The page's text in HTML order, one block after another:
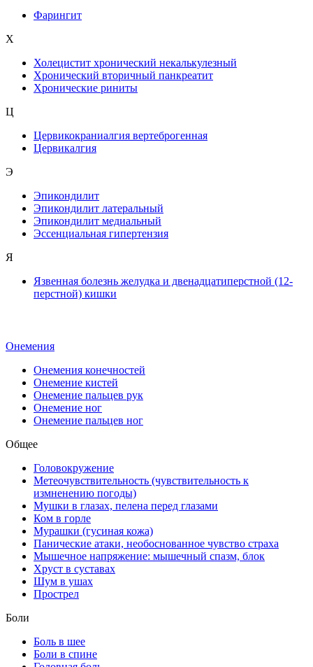
Фарингит
X
Холецистит хронический некалькулезный
Хронический вторичный панкреатит
Хронические риниты
Ц
Цервикокраниалгия вертеброгенная
Цервикалгия
Э
Эпикондилит
Эпикондилит латеральный
Эпикондилит медиальный
Эссенциальная гипертензия
Я
Язвенная болезнь желудка и двенадцатиперстной (12-
перстной) кишки
Онемения
Онемения конечностей
Онемение кистей
Онемение пальцев рук
Онемение ног
Онемение пальцев ног
Общее
Головокружение
Метеочувствительность (чувствительность к
измненению погоды)
Мушки в глазах, пелена перед глазами
Ком в горле
Мурашки (гусиная кожа)
Панические атаки, необоснованное чувство страха
Мышечное напряжение: мышечный спазм, блок
Хруст в суставах
Шум в ушах
Прострел
Боли
Боль в шее
Боли в спине